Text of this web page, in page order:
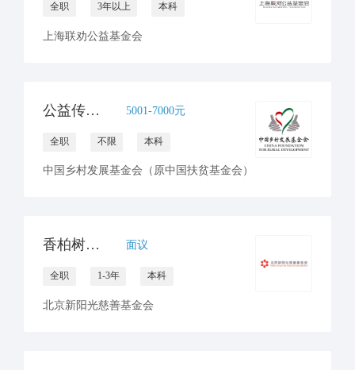
全职 3年以上 本科
上海联劝公益基金会
公益传播岗--儿童发展项目部 5001-7000元
全职 不限 本科
中国乡村发展基金会（原中国扶贫基金会）
香柏树专项公益运营传播主管 面议
全职 1-3年 本科
北京新阳光慈善基金会